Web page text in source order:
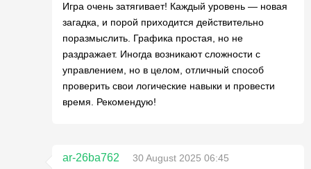
Игра очень затягивает! Каждый уровень — новая
загадка, и порой приходится действительно
поразмыслить. Графика простая, но не
раздражает. Иногда возникают сложности с
управлением, но в целом, отличный способ
проверить свои логические навыки и провести
время. Рекомендую!
ar-26ba762
30 August 2025 06:45